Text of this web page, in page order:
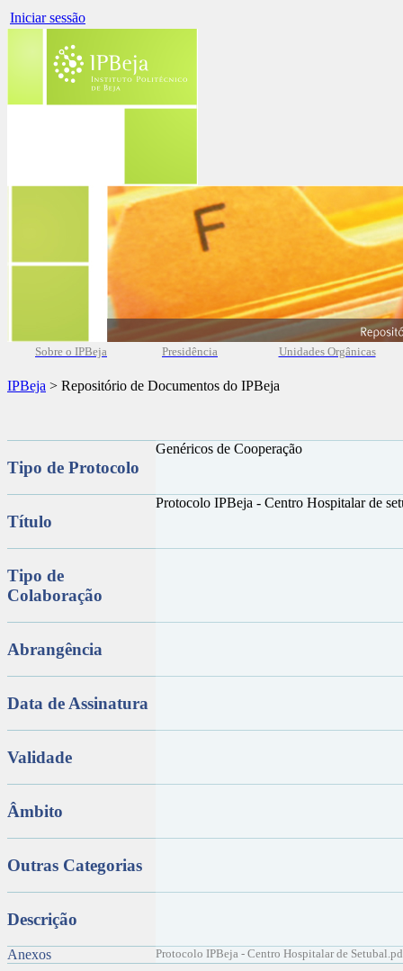
Iniciar sessão
Sobre o IPBeja Presidência Unidades Orgânicas
IPBeja > Repositório de Documentos do IPBeja
Tipo de Protocolo
Genéricos de Cooperação
Título
Protocolo IPBeja - Centro Hospitalar de
Tipo de
Colaboração
Abrangência
Data de Assinatura
Validade
Âmbito
Outras Categorias
Descrição
Anexos Protocolo IPBeja - Centro Hospitalar de